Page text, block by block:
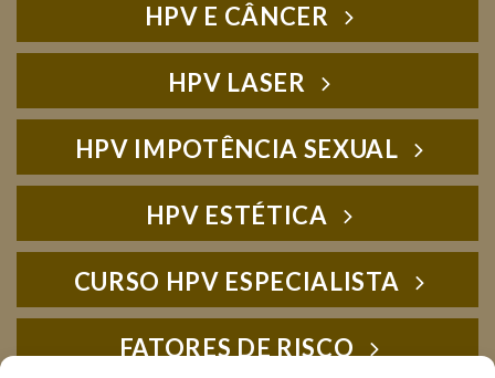
HPV E CÂNCER
HPV LASER
HPV IMPOTÊNCIA SEXUAL
HPV ESTÉTICA
CURSO HPV ESPECIALISTA
FATORES DE RISCO